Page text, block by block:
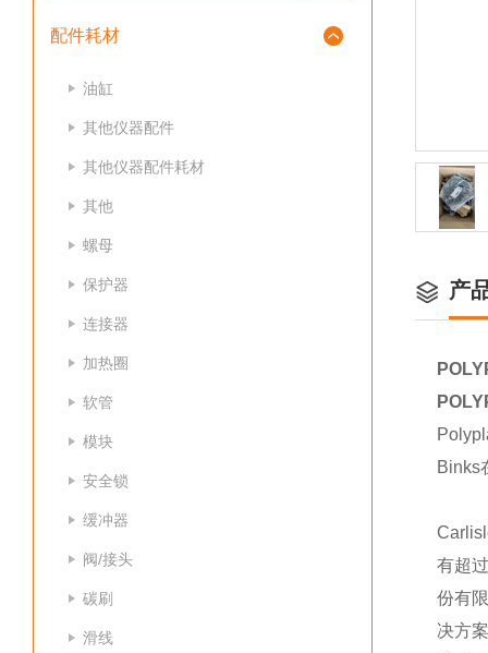
配件耗材
油缸
其他仪器配件
其他仪器配件耗材
其他
螺母
保护器
连接器
加热圈
软管
模块
安全锁
缓冲器
阀/接头
碳刷
滑线
产
Binks
有超
份有
决方